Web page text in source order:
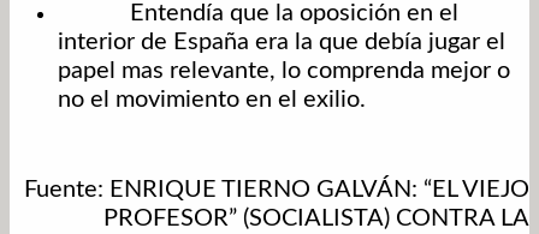
Entendía que la oposición en el
interior de España era la que debía jugar el
papel mas relevante, lo comprenda mejor o
no el movimiento en el exilio.
Fuente: ENRIQUE TIERNO GALVÁN: “EL VIEJO
PROFESOR” (SOCIALISTA) CONTRA LA